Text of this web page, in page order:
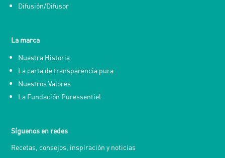
Difusión/Difusor
La marca
Nuestra Historia
La carta de transparencia pura
Nuestros Valores
La Fundación Puressentiel
Síguenos en redes
Recetas, consejos, inspiración y noticias